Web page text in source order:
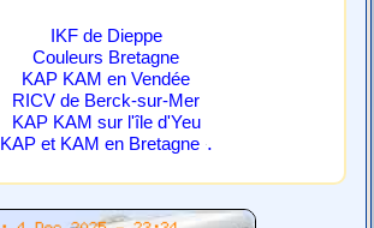
IKF de Dieppe
Couleurs Bretagne
KAP KAM en Vendée
RICV de Berck-sur-Mer
KAP KAM sur l'île d'Yeu
KAP et KAM en Bretagne .